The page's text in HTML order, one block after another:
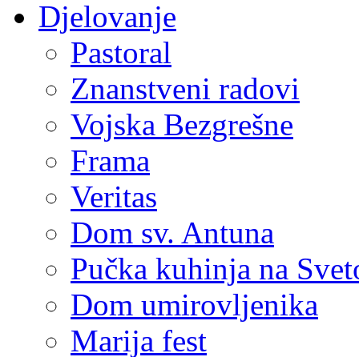
Djelovanje
Pastoral
Znanstveni radovi
Vojska Bezgrešne
Frama
Veritas
Dom sv. Antuna
Pučka kuhinja na
Dom umirovljenika
Marija fest